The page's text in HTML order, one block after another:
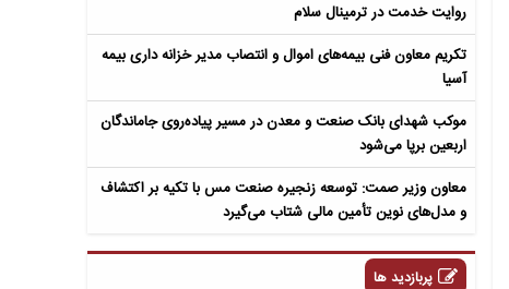
روایت خدمت در ترمینال سلام
تکریم معاون فنی بیمه‌های اموال و انتصاب مدیر خزانه داری بیمه
آسیا
موکب شهدای بانک صنعت و معدن در مسیر پیاده‌روی جاماندگان
اربعین برپا می‌شود
معاون وزیر صمت: توسعه زنجیره صنعت مس با تکیه بر اکتشاف
و مدل‌های نوین تأمین مالی شتاب می‌گیرد
پربازدید ها